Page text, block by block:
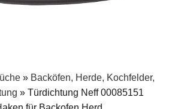
» Backöfen, Herde, Kochfelder,
» Türdichtung Neff 00085151